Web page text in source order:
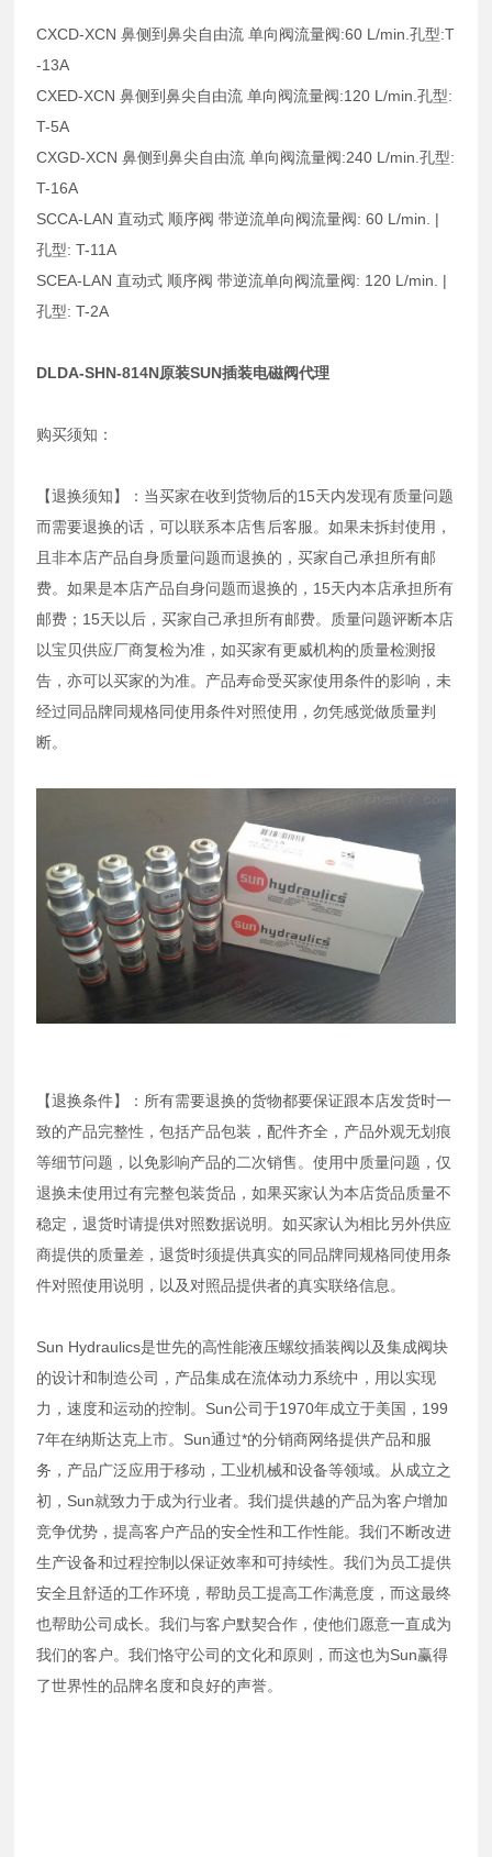
CXCD-XCN 鼻侧到鼻尖自由流 单向阀流量阀:60 L/min.孔型:T
-13A
CXED-XCN 鼻侧到鼻尖自由流 单向阀流量阀:120 L/min.孔型:
T-5A
CXGD-XCN 鼻侧到鼻尖自由流 单向阀流量阀:240 L/min.孔型:
T-16A
SCCA-LAN 直动式 顺序阀 带逆流单向阀流量阀: 60 L/min. |
孔型: T-11A
SCEA-LAN 直动式 顺序阀 带逆流单向阀流量阀: 120 L/min. |
孔型: T-2A
DLDA-SHN-814N原装SUN插装电磁阀代理
购买须知：
【退换须知】：当买家在收到货物后的15天内发现有质量问题
而需要退换的话，可以联系本店售后客服。如果未拆封使用，
且非本店产品自身质量问题而退换的，买家自己承担所有邮
费。如果是本店产品自身问题而退换的，15天内本店承担所有
邮费；15天以后，买家自己承担所有邮费。质量问题评断本店
以宝贝供应厂商复检为准，如买家有更威机构的质量检测报
告，亦可以买家的为准。产品寿命受买家使用条件的影响，未
经过同品牌同规格同使用条件对照使用，勿凭感觉做质量判
断。
【退换条件】：所有需要退换的货物都要保证跟本店发货时一
致的产品完整性，包括产品包装，配件齐全，产品外观无划痕
等细节问题，以免影响产品的二次销售。使用中质量问题，仅
退换未使用过有完整包装货品，如果买家认为本店货品质量不
稳定，退货时请提供对照数据说明。如买家认为相比另外供应
商提供的质量差，退货时须提供真实的同品牌同规格同使用条
件对照使用说明，以及对照品提供者的真实联络信息。
Sun Hydraulics是世先的高性能液压螺纹插装阀以及集成阀块
的设计和制造公司，产品集成在流体动力系统中，用以实现
力，速度和运动的控制。Sun公司于1970年成立于美国，199
7年在纳斯达克上市。Sun通过*的分销商网络提供产品和服
务，产品广泛应用于移动，工业机械和设备等领域。从成立之
初，Sun就致力于成为行业者。我们提供越的产品为客户增加
竞争优势，提高客户产品的安全性和工作性能。我们不断改进
生产设备和过程控制以保证效率和可持续性。我们为员工提供
安全且舒适的工作环境，帮助员工提高工作满意度，而这最终
也帮助公司成长。我们与客户默契合作，使他们愿意一直成为
我们的客户。我们恪守公司的文化和原则，而这也为Sun赢得
了世界性的品牌名度和良好的声誉。